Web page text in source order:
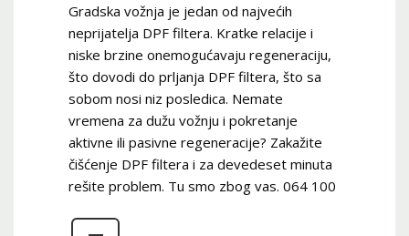
Gradska vožnja je jedan od najvećih
neprijatelja DPF filtera. Kratke relacije i
niske brzine onemogućavaju regeneraciju,
što dovodi do prljanja DPF filtera, što sa
sobom nosi niz posledica. Nemate
vremena za dužu vožnju i pokretanje
aktivne ili pasivne regeneracije? Zakažite
čišćenje DPF filtera i za devedeset minuta
rešite problem. Tu smo zbog vas. 064 100